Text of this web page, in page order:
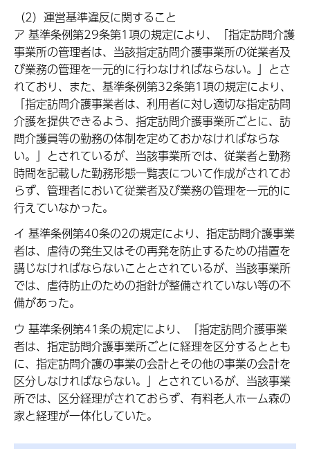
（2）運営基準違反に関すること
ア 基準条例第29条第1項の規定により、「指定訪問介護
事業所の管理者は、当該指定訪問介護事業所の従業者及
び業務の管理を一元的に行わなければならない。」とさ
れており、また、基準条例第32条第1項の規定により、
「指定訪問介護事業者は、利用者に対し適切な指定訪問
介護を提供できるよう、指定訪問介護事業所ごとに、訪
問介護員等の勤務の体制を定めておかなければならな
い。」とされているが、当該事業所では、従業者と勤務
時間を記載した勤務形態一覧表について作成がされてお
らず、管理者において従業者及び業務の管理を一元的に
行えていなかった。
イ 基準条例第40条の2の規定により、指定訪問介護事業
者は、虐待の発生又はその再発を防止するための措置を
講じなければならないこととされているが、当該事業所
では、虐待防止のための指針が整備されていない等の不
備があった。
ウ 基準条例第41条の規定により、「指定訪問介護事業
者は、指定訪問介護事業所ごとに経理を区分するととも
に、指定訪問介護の事業の会計とその他の事業の会計を
区分しなければならない。」とされているが、当該事業
所では、区分経理がされておらず、有料老人ホーム森の
家と経理が一体化していた。